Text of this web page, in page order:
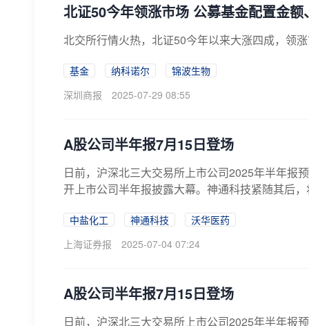
北证50今年领涨市场 公募基金配置金
北交所行情火热，北证50今年以来大涨四成，领
基金 纳科诺尔
锦波生物
深圳商报
2025-07-29 08:55
A股公司半年报7月15日登场
日前，沪深北三大交易所上市公司2025年半年报
开上市公司半年报披露大幕。神通科技紧随其后
中盐化工 神通科技
沃华医药
上海证券报
2025-07-04 07:24
A股公司半年报7月15日登场
日前，沪深北三大交易所上市公司2025年半年报